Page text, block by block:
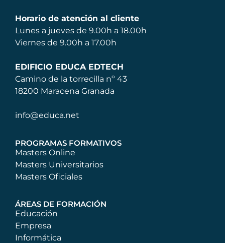
Horario de atención al cliente
Lunes a jueves de 9.00h a 18.00h
Viernes de 9.00h a 17.00h
EDIFICIO EDUCA EDTECH
Camino de la torrecilla nº 43
18200 Maracena Granada
info@educa.net
PROGRAMAS FORMATIVOS
Masters Online
Masters Universitarios
Masters Oficiales
ÁREAS DE FORMACIÓN
Educación
Empresa
Informática